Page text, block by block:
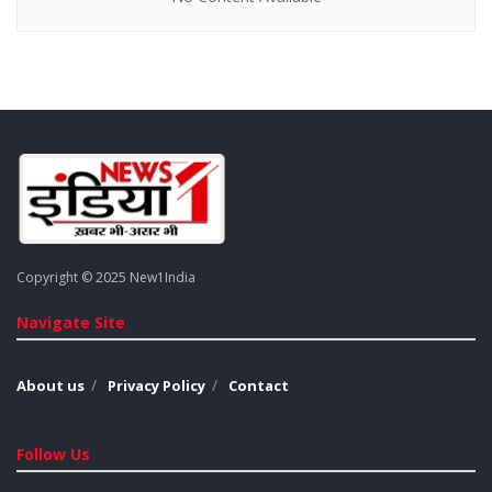
लॉन्ग टर्म में पैसे बचाते हैं
All-in-One (Print + Scan + Copy)
Wi-Fi / Mobile Printing सपोर्ट
कम रनिंग कॉस्ट
कीमत: लगभग ₹4,999
Copyright © 2025 New1India
Navigate Site
About us Privacy Policy Contact
Follow Us